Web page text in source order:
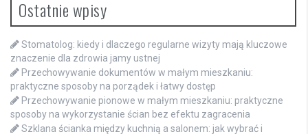
Ostatnie wpisy
Stomatolog: kiedy i dlaczego regularne wizyty mają kluczowe
znaczenie dla zdrowia jamy ustnej
Przechowywanie dokumentów w małym mieszkaniu:
praktyczne sposoby na porządek i łatwy dostęp
Przechowywanie pionowe w małym mieszkaniu: praktyczne
sposoby na wykorzystanie ścian bez efektu zagracenia
Szklana ścianka między kuchnią a salonem: jak wybrać i